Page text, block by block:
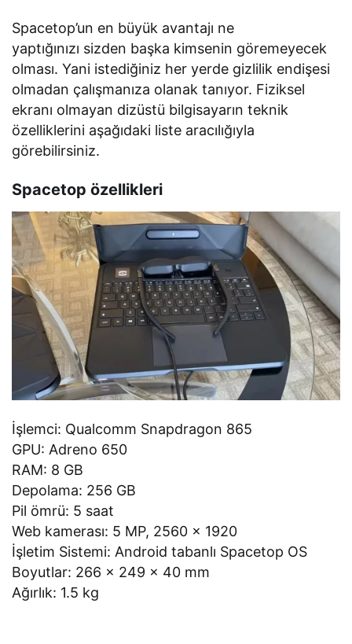
Spacetop’un en büyük avantajı ne
yaptığınızı sizden başka kimsenin göremeyecek
olması. Yani istediğiniz her yerde gizlilik endişesi
olmadan çalışmanıza olanak tanıyor. Fiziksel
ekranı olmayan dizüstü bilgisayarın teknik
özelliklerini aşağıdaki liste aracılığıyla
görebilirsiniz.
Spacetop özellikleri
İşlemci: Qualcomm Snapdragon 865
GPU: Adreno 650
RAM: 8 GB
Depolama: 256 GB
Pil ömrü: 5 saat
Web kamerası: 5 MP, 2560 x 1920
İşletim Sistemi: Android tabanlı Spacetop OS
Boyutlar: 266 x 249 x 40 mm
Ağırlık: 1.5 kg